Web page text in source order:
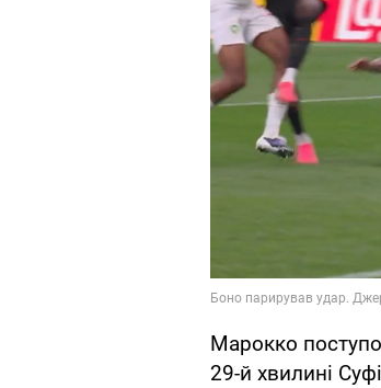
Марокко
29-й хвилині